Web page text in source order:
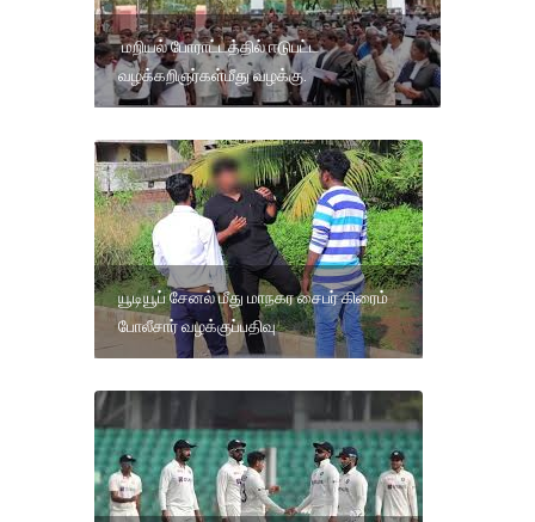
மறியல் போராட்டத்தில் ஈடுபட்ட
வழக்கறிஞர்கள்மீது வழக்கு.
யூடியூப் சேனல் மீது மாநகர சைபர் கிரைம்
போலீசார் வழக்குப்பதிவு